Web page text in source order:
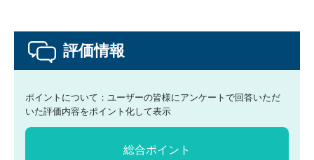
評価情報
ポイントについて：ユーザーの皆様にアンケートで回答いただ
いた評価内容をポイント化して表示
総合ポイント